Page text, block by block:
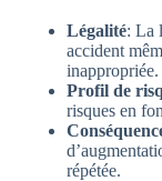
Légalité: La
accident
inappropriée.
Profil de
risques en
répétée.